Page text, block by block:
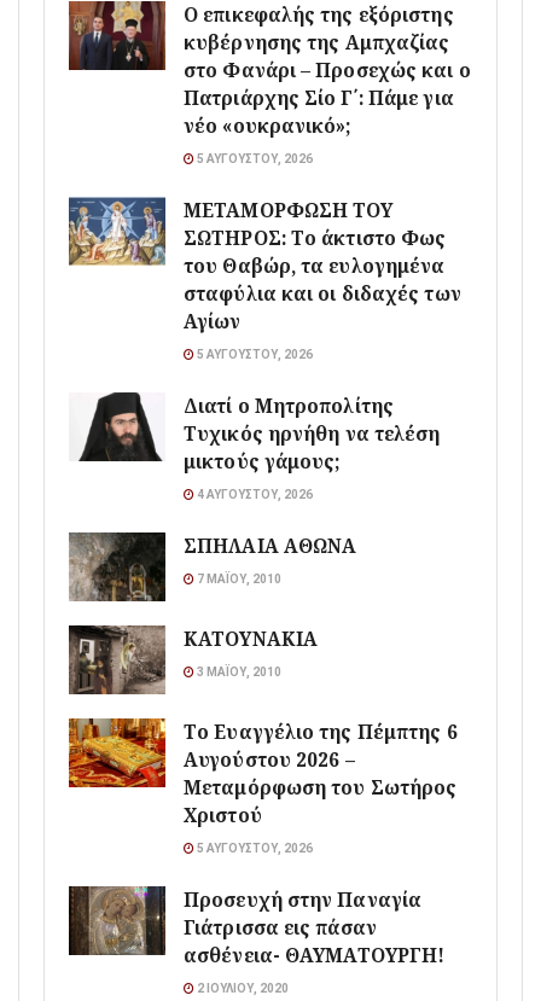
Ο επικεφαλής της εξόριστης
κυβέρνησης της Αμπχαζίας
στο Φανάρι – Προσεχώς και ο
Πατριάρχης Σίο Γ΄: Πάμε για
νέο «ουκρανικό»;
5 ΑΥΓΟΎΣΤΟΥ, 2026
ΜΕΤΑΜΟΡΦΩΣΗ ΤΟΥ
ΣΩΤΗΡΟΣ: Το άκτιστο Φως
του Θαβώρ, τα ευλογημένα
σταφύλια και οι διδαχές των
Αγίων
5 ΑΥΓΟΎΣΤΟΥ, 2026
Διατί ο Μητροπολίτης
Τυχικός ηρνήθη να τελέση
μικτούς γάμους;
4 ΑΥΓΟΎΣΤΟΥ, 2026
ΣΠΗΛΑΙΑ ΑΘΩΝΑ
7 ΜΑΪ́ΟΥ, 2010
ΚΑΤΟΥΝΑΚΙΑ
3 ΜΑΪ́ΟΥ, 2010
Το Ευαγγέλιο της Πέμπτης 6
Αυγούστου 2026 –
Μεταμόρφωση του Σωτήρος
Χριστού
5 ΑΥΓΟΎΣΤΟΥ, 2026
Προσευχή στην Παναγία
Γιάτρισσα εις πάσαν
ασθένεια- ΘΑΥΜΑΤΟΥΡΓΗ!
2 ΙΟΥΛΊΟΥ, 2020